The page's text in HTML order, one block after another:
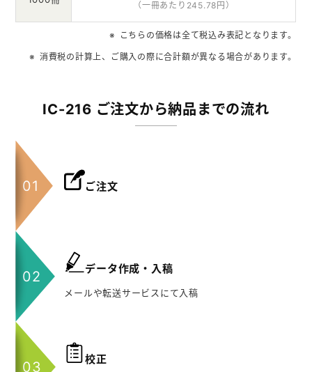
（一冊あたり245.78円）
こちらの価格は全て税込み表記となります。
消費税の計算上、ご購入の際に合計額が異なる場合があります。
IC-216 ご注文から納品までの流れ
ご注文
データ作成・入稿
メールや転送サービスにて入稿
校正